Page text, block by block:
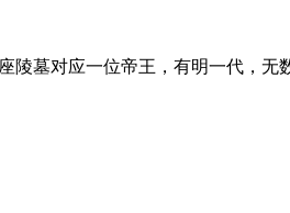
墓对应一位帝王，有明一代，无